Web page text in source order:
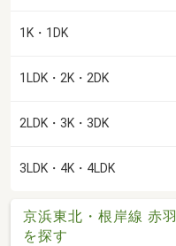
1K・1DK
1LDK・2K・2DK
2LDK・3K・3DK
3LDK・4K・4LDK
京浜東北・根岸線 赤
を探す